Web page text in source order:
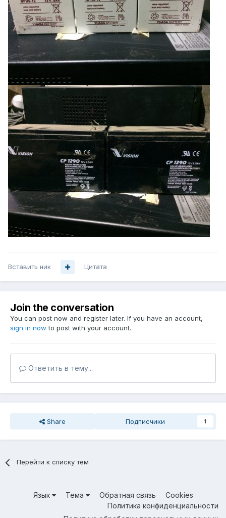
Вставить ник Цитата
Join the conversation
You can post now and register later. If you have an account,
sign in now to post with your account.
Ответить в тему...
Share Подписчики 1
Перейти к списку тем
Язык Тема Обратная связь
Cookies
Политика конфиденциальности